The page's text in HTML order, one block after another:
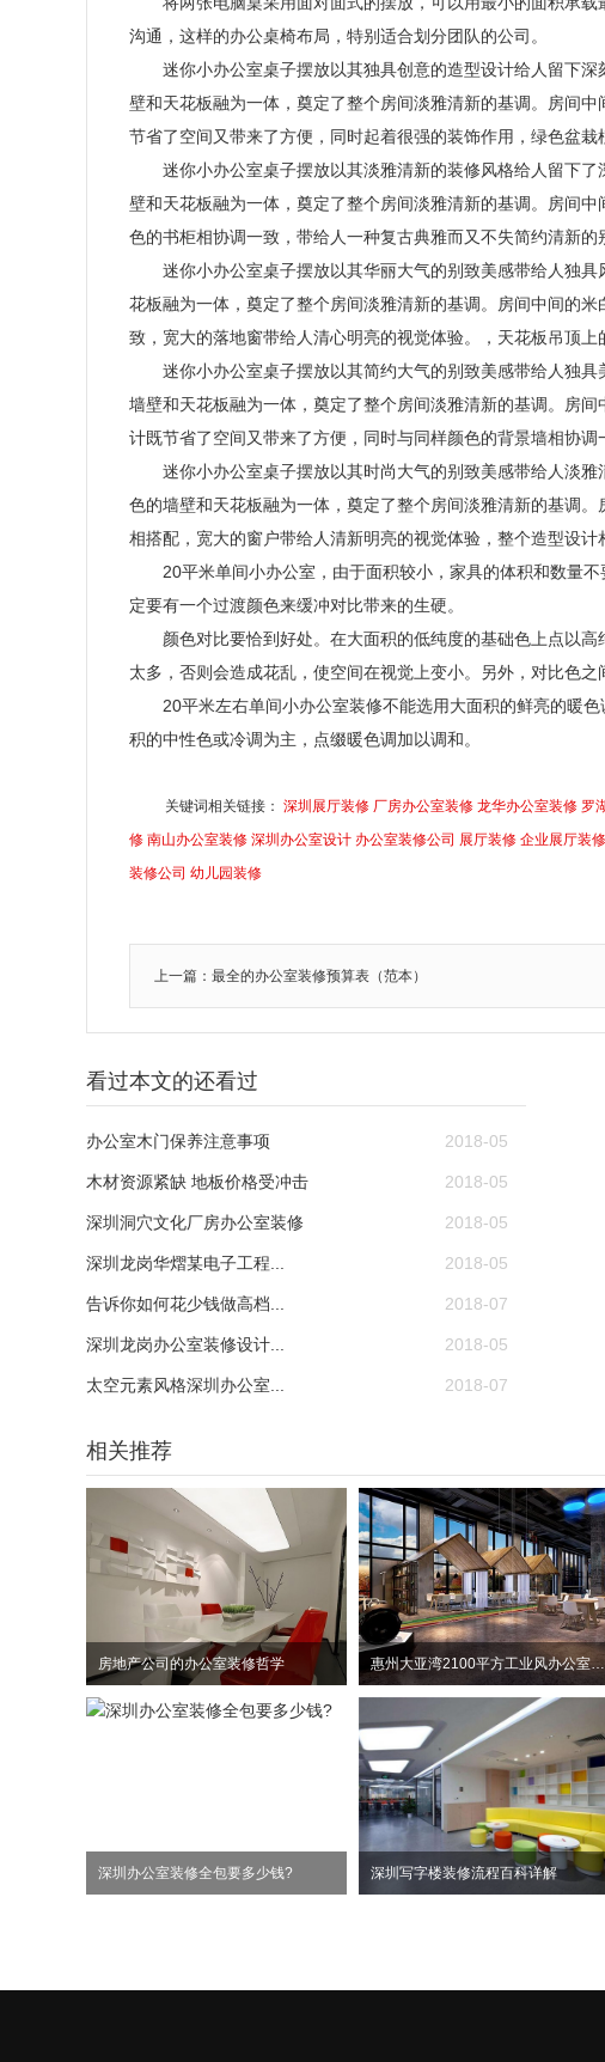
沟通，这样的办公桌椅布局，特别适合划分团队的公司。
迷你小办公室桌子摆放以其独具创意的造型设计给人留下
壁和天花板融为一体，奠定了整个房间淡雅清新的基调。房间
节省了空间又带来了方便，同时起着很强的装饰作用，绿色盆栽
迷你小办公室桌子摆放以其淡雅清新的装修风格给人留下
壁和天花板融为一体，奠定了整个房间淡雅清新的基调。房间
色的书柜相协调一致，带给人一种复古典雅而又不失简约清新的
迷你小办公室桌子摆放以其华丽大气的别致美感带给人独
花板融为一体，奠定了整个房间淡雅清新的基调。房间中间的
致，宽大的落地窗带给人清心明亮的视觉体验。，天花板吊顶上
迷你小办公室桌子摆放以其简约大气的别致美感带给人独
墙壁和天花板融为一体，奠定了整个房间淡雅清新的基调。房
计既节省了空间又带来了方便，同时与同样颜色的背景墙相协
迷你小办公室桌子摆放以其时尚大气的别致美感带给人淡
色的墙壁和天花板融为一体，奠定了整个房间淡雅清新的基调
相搭配，宽大的窗户带给人清新明亮的视觉体验，整个造型设计
20平米单间小办公室，由于面积较小，家具的体积和数量
定要有一个过渡颜色来缓冲对比带来的生硬。
颜色对比要恰到好处。在大面积的低纯度的基础色上点以
太多，否则会造成花乱，使空间在视觉上变小。另外，对比色之
20平米左右单间小办公室装修不能选用大面积的鲜亮的暖
积的中性色或冷调为主，点缀暖色调加以调和。
关键词相关链接： 深圳展厅装修 厂房办公室装修 龙华办公室装修 罗
修 南山办公室装修 深圳办公室设计 办公室装修公司 展厅装修 企业展厅装修
装修公司 幼儿园装修
上一篇：最全的办公室装修预算表（范本）
看过本文的还看过
办公室木门保养注意事项 2018-05
木材资源紧缺 地板价格受冲击 2018-05
深圳洞穴文化厂房办公室装修 2018-05
深圳龙岗华熠某电子工程... 2018-05
告诉你如何花少钱做高档... 2018-07
深圳龙岗办公室装修设计... 2018-05
太空元素风格深圳办公室... 2018-07
相关推荐
房地产公司的办公室装修哲学 惠州大亚湾2100平方工业风办公室装修设计项目
深圳办公室装修全包要多少钱? 深圳写字楼装修流程百科详解